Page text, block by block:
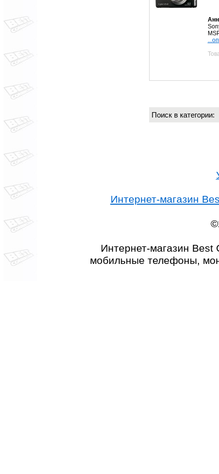
Поиск в
Интернет-магазин
Интернет-магазин Best
мобильные телефоны,